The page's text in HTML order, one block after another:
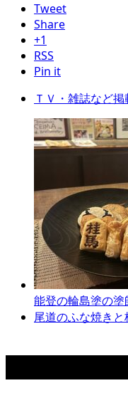
Tweet
Share
+1
RSS
Pin it
ＴＶ・雑誌など掲
能登の輪島塗の
尾道のふな焼き